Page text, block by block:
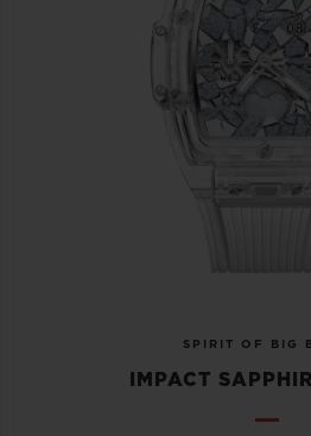
SPIRIT OF BIG
IMPACT